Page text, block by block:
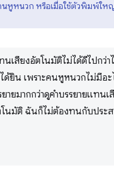
หนวก หรือเมื่อใช้ตัวพิมพ์ใหญ่
เสียงอัตโนมัติไม่ได้ดีไปกว่
ด้ยิน เพราะคนหูหนวกไม่มี
ายมากกว่าดูคำบรรยายแ
โนมัติ ฉันก็ไม่ต้องทนกับปร